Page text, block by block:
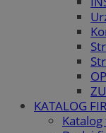
KATALOG